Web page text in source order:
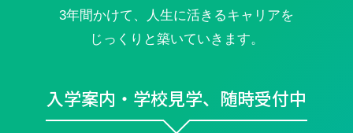
3年間かけて、人生に活きるキャリアを
じっくりと築いていきます。
入学案内・学校見学、随時受付中